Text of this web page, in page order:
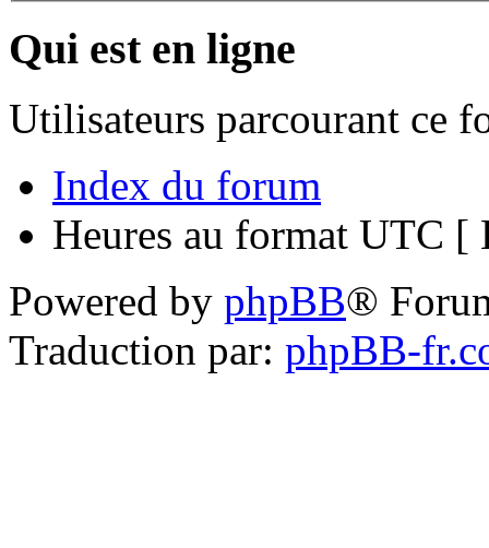
Qui est en ligne
Utilisateurs parcourant ce
Index du forum
Heures au format UTC [
Powered by phpBB®
Traduction par: phpBB-